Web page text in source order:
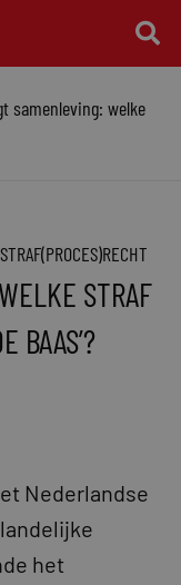
samenleving: welke
STRAF(PROCES)RECHT
STRAF
BAAS’?
Nederlandse
het